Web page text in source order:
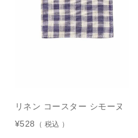
リネン コースター シモーヌ
¥528 税込